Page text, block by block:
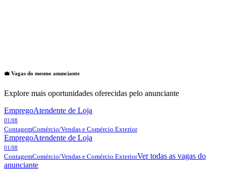
💼 Vagas do mesmo anunciante
Explore mais oportunidades oferecidas pelo anunciante
EmpregoAtendente de Loja
01/08
ContagemComércio/Vendas e Comércio Exterior
EmpregoAtendente de Loja
01/08
ContagemComércio/Vendas e Comércio ExteriorVer todas as vagas do
anunciante